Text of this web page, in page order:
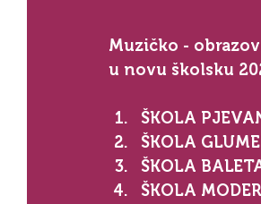
Muzičko -
u novu školsku
ŠKOLA
ŠKOLA
ŠKOLA
ŠKOLA